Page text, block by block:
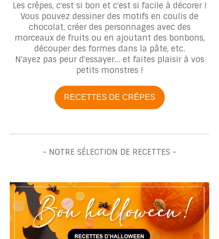
Les crêpes, c'est si bon et c'est si facile à décorer !
Vous pouvez dessiner des motifs en coulis de
chocolat, créer des personnages avec des
morceaux de fruits ou en ajoutant des bonbons,
découper des formes dans la pâte, etc.
N'ayez pas peur d'essayer... et faites plaisir à vos
petits monstres !
RECETTES DE CRÊPES
- NOTRE SÉLECTION DE RECETTES -